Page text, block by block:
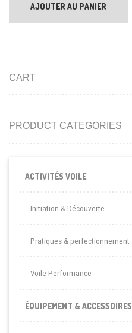
AJOUTER AU PANIER
CART
PRODUCT CATEGORIES
ACTIVITÉS VOILE
Initiation & Découverte
Pratiques & perfectionnement
Voile Performance
ÉQUIPEMENT & ACCESSOIRES